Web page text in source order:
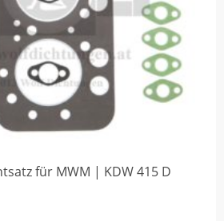
für MWM | KDW 415 D